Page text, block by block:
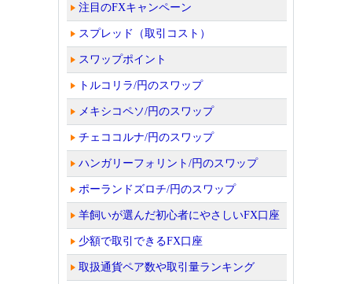
注目のFXキャンペーン
スプレッド（取引コスト）
スワップポイント
トルコリラ/円のスワップ
メキシコペソ/円のスワップ
チェココルナ/円のスワップ
ハンガリーフォリント/円のスワップ
ポーランドズロチ/円のスワップ
羊飼いが選んだ初心者にやさしいFX口座
少額で取引できるFX口座
取扱通貨ペア数や取引量ランキング